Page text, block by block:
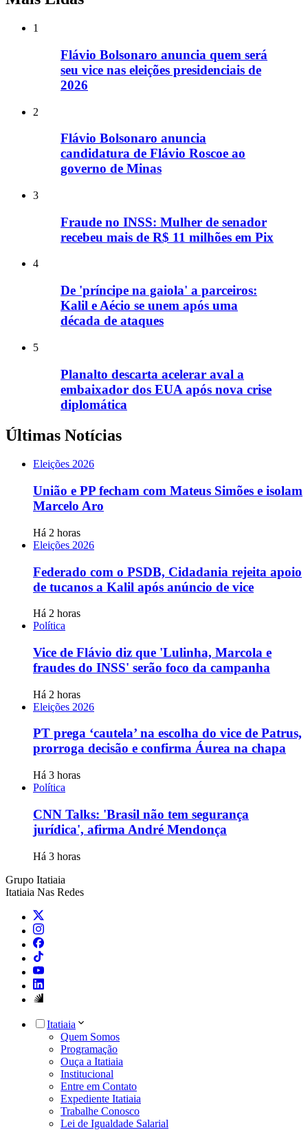
1
Flávio Bolsonaro anuncia quem será
seu vice nas eleições presidenciais de
2026
2
Flávio Bolsonaro anuncia
candidatura de Flávio Roscoe ao
governo de Minas
3
Fraude no INSS: Mulher de senador
recebeu mais de R$ 11 milhões em Pix
4
De 'príncipe na gaiola' a parceiros:
Kalil e Aécio se unem após uma
década de ataques
5
Planalto descarta acelerar aval a
embaixador dos EUA após nova crise
diplomática
Últimas Notícias
Eleições 2026
União e PP fecham com Mateus Simões e isolam
Marcelo Aro
Há 2 horas
Eleições 2026
Federado com o PSDB, Cidadania rejeita apoio
de tucanos a Kalil após anúncio de vice
Há 2 horas
Política
Vice de Flávio diz que 'Lulinha, Marcola e
fraudes do INSS' serão foco da campanha
Há 2 horas
Eleições 2026
PT prega ‘cautela’ na escolha do vice de Patrus,
prorroga decisão e confirma Áurea na chapa
Há 3 horas
Política
CNN Talks: 'Brasil não tem segurança
jurídica', afirma André Mendonça
Há 3 horas
Grupo Itatiaia
Itatiaia Nas Redes
Itatiaia
Quem Somos
Programação
Ouça a Itatiaia
Institucional
Entre em Contato
Expediente Itatiaia
Trabalhe Conosco
Lei de Igualdade Salarial